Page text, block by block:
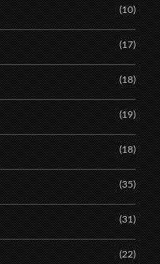
(10)
(17)
(18)
(19)
(18)
(35)
(31)
(22)